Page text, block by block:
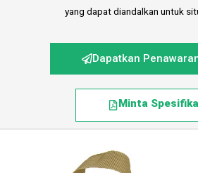
yang dapat diandalkan untuk
Dapatkan
Minta